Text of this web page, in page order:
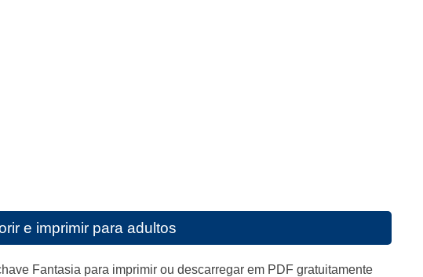
e imprimir para adultos
Fantasia para imprimir ou descarregar em PDF gratuitamente